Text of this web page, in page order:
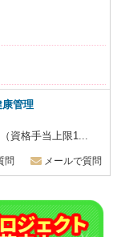
康管理
資格手当上限1...
問 メールで質問